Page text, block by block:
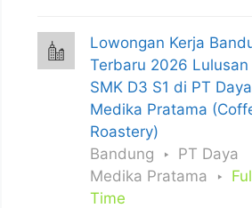
Lowongan Kerja
Terbaru 2026 Lulusan
SMK D3 S1 di PT Daya
Medika Pratama
Roastery)
Bandung
PT Daya
Medika Pratama
Time